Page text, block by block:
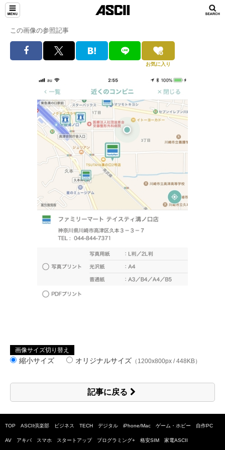
この画像の参照記事
お気に入り
画像サイズ切り替え
縮小サイズ オリジナルサイズ （1200x800px / 448KB）
記事に戻る
TOP ASCII倶楽部 ビジネス TECH デジタル iPhone/Mac ゲーム・ホビー 自作PC
AV アキバ スマホ スタートアップ プログラミング+ 格安SIM 家電ASCII